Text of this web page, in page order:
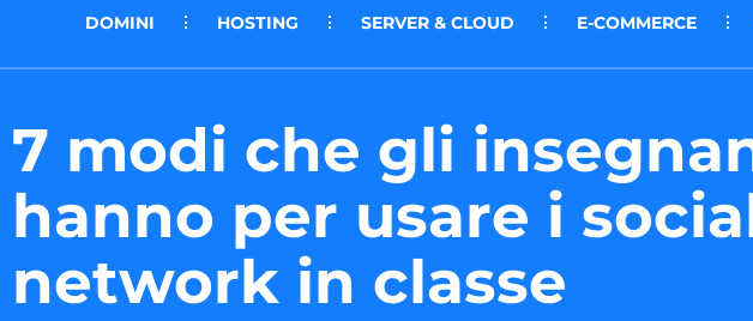
DOMINI HOSTING SERVER & CLOUD E-COMMERCE
7 modi che gli
hanno per usare i
network in classe